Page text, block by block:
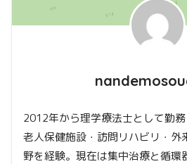
2012年から理学療法士として勤
老人保健施設・訪問リハビリ・外
野を経験。現在は集中治療と循環